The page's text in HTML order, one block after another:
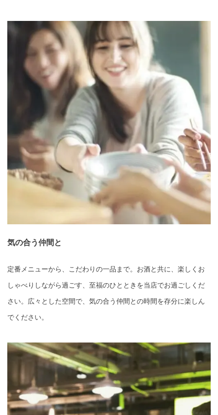
気の合う仲間と
定番メニューから、こだわりの一品まで。お酒と共に、楽しくお
しゃべりしながら過ごす、至福のひとときを当店でお過ごしくだ
さい。広々とした空間で、気の合う仲間との時間を存分に楽しん
でください。